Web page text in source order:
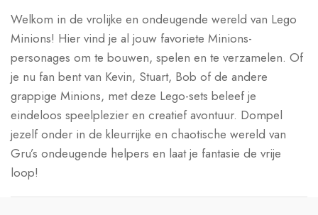
Welkom in de vrolijke en ondeugende wereld van Lego
Minions! Hier vind je al jouw favoriete Minions-
personages om te bouwen, spelen en te verzamelen. Of
je nu fan bent van Kevin, Stuart, Bob of de andere
grappige Minions, met deze Lego-sets beleef je
eindeloos speelplezier en creatief avontuur. Dompel
jezelf onder in de kleurrijke en chaotische wereld van
Gru’s ondeugende helpers en laat je fantasie de vrije
loop!